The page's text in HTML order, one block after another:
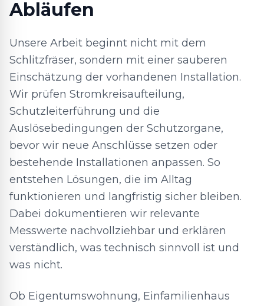
Abläufen
Unsere Arbeit beginnt nicht mit dem
Schlitzfräser, sondern mit einer sauberen
Einschätzung der vorhandenen Installation.
Wir prüfen Stromkreisaufteilung,
Schutzleiterführung und die
Auslösebedingungen der Schutzorgane,
bevor wir neue Anschlüsse setzen oder
bestehende Installationen anpassen. So
entstehen Lösungen, die im Alltag
funktionieren und langfristig sicher bleiben.
Dabei dokumentieren wir relevante
Messwerte nachvollziehbar und erklären
verständlich, was technisch sinnvoll ist und
was nicht.
Ob Eigentumswohnung, Einfamilienhaus